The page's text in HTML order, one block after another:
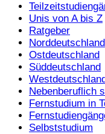
Unis von A bis Z
Ratgeber
Norddeutschland
Ostdeutschland
Süddeutschland
Nebenberuflich
Fernstudium in
Selbststudium